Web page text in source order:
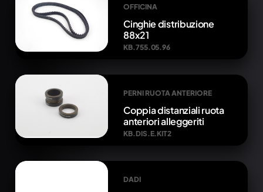
OFFICINA
Cinghie distribuzione
88x21
KB.755.05.96
PERNI RUOTA ANTERIORE
Coppia distanziali ruota
anteriori alleggeriti
KB.DIS.E.KIT2
DADI